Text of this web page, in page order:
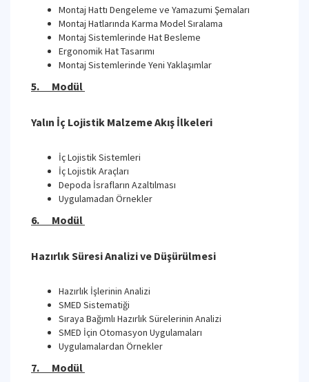
Montaj Hattı Dengeleme ve Yamazumi Şemaları
Montaj Hatlarında Karma Model Sıralama
Montaj Sistemlerinde Hat Besleme
Ergonomik Hat Tasarımı
Montaj Sistemlerinde Yeni Yaklaşımlar
5. Modül
Yalın İç Lojistik Malzeme Akış İlkeleri
İç Lojistik Sistemleri
İç Lojistik Araçları
Depoda İsrafların Azaltılması
Uygulamadan Örnekler
6. Modül
Hazırlık Süresi Analizi ve Düşürülmesi
Hazırlık İşlerinin Analizi
SMED Sistematiği
Sıraya Bağımlı Hazırlık Sürelerinin Analizi
SMED İçin Otomasyon Uygulamaları
Uygulamalardan Örnekler
7. Modül